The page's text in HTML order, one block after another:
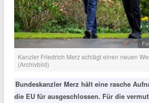
Kanzler Friedrich Merz schlägt einen neuen
(Archivbild)
Bundeskanzler Merz hält eine rasche
die EU für ausgeschlossen. Für die